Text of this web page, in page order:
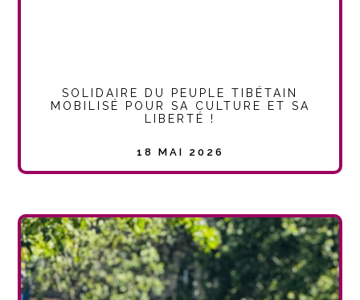
SOLIDAIRE DU PEUPLE TIBÉTAIN
MOBILISÉ POUR SA CULTURE ET SA
LIBERTÉ !
18 MAI 2026